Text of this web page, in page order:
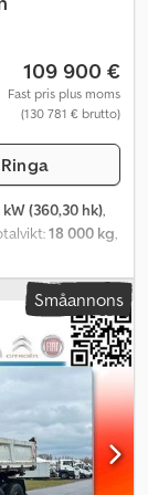
109 900 €
Fast pris plus moms
(130 781 € brutto)
Ringa
(360,30 hk),
18 000 kg,
mm,
elektroniskt
Iveco med
* 4x4 hjuldrift
kg *
ca 27 m *
4x bom * 4x
för kran
Centrallås * 2
Småannons